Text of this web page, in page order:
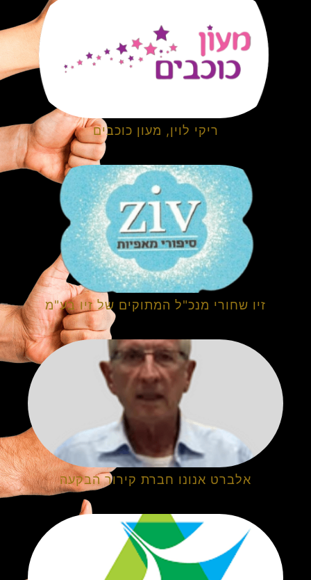
ריקי לוין, מעון כוכבים
זיו שחורי מנכ"ל המתוקים של זיו בע"מ
אלברט אנונו חברת קירור הבקעה